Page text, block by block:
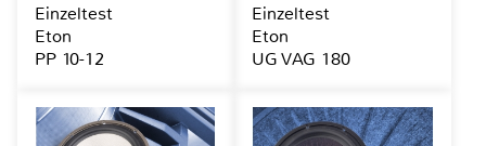
Einzeltest
Eton
PP 10-12
Einzeltest
Eton
UG VAG 180